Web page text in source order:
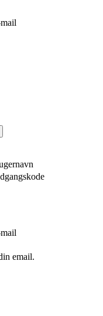
email.